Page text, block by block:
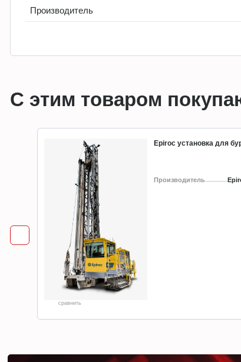
Производитель
С этим товаром
Epiroc установка для
Производитель
сравнить